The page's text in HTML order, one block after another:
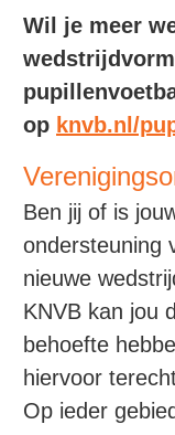
Wil je meer
op knvb.nl/
Ben jij of is
ondersteuning
nieuwe
KNVB kan jou
behoefte
hiervoor
Op ieder